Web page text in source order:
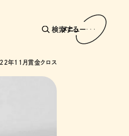
検索する
メニュー
年11月賞金クロス